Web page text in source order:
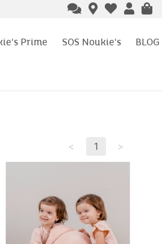
Prime SOS Noukie's BLOG
< 1 >